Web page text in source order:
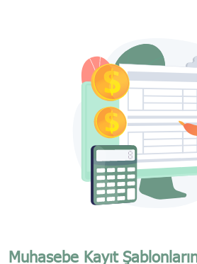
Muhasebe Kayıt